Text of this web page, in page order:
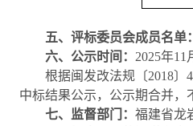
五、评标委员会成员名单
六、 公示时间： 2025年11
根据闽发改法规〔2018〕
中标结果公示，公示期合并，
七、 监督部门：福建省龙